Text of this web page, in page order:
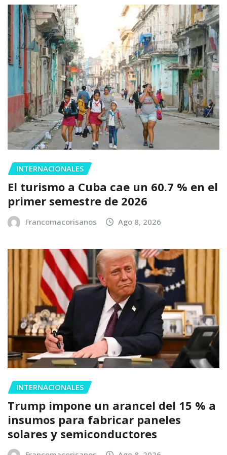
INTERNACIONALES
El turismo a Cuba cae un 60.7 % en el
primer semestre de 2026
Francomacorisanos Ago 8, 2026
INTERNACIONALES
Trump impone un arancel del 15 % a
insumos para fabricar paneles
solares y semiconductores